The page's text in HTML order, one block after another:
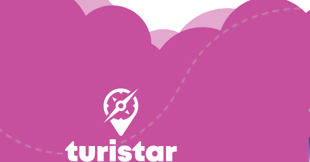
Turistar